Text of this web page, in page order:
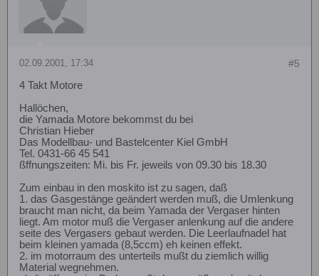
#5
02.09.2001, 17:34
4 Takt Motore
Hallöchen,
die Yamada Motore bekommst du bei
Christian Hieber
Das Modellbau- und Bastelcenter Kiel GmbH
Tel. 0431-66 45 541
ßffnungszeiten: Mi. bis Fr. jeweils von 09.30 bis 18.30
Zum einbau in den moskito ist zu sagen, daß
1. das Gasgestänge geändert werden muß, die Umlenkung
braucht man nicht, da beim Yamada der Vergaser hinten
liegt. Am motor muß die Vergaser anlenkung auf die andere
seite des Vergasers gebaut werden. Die Leerlaufnadel hat
beim kleinen yamada (8,5ccm) eh keinen effekt.
2. im motorraum des unterteils mußt du ziemlich willig
Material wegnehmen.